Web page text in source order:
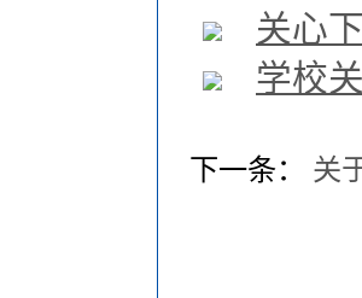
关心
学校
下一条： 关